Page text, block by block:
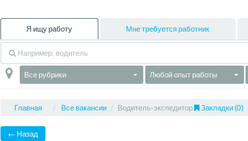
Я ищу работу Мне требуется работник
Все рубрики Любой опыт работы
Главная Все вакансии Водитель-экспедитор Закладки (0)
← Назад